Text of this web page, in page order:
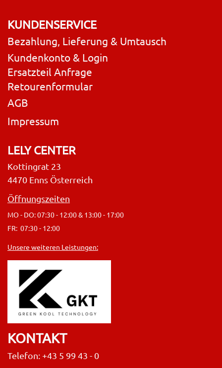
KUNDENSERVICE
Bezahlung, Lieferung & Umtausch
Kundenkonto & Login
Ersatzteil Anfrage
Retourenformular
AGB
Impressum
LELY CENTER
Kottingrat 23
4470 Enns Österreich
Öffnungszeiten
MO - DO: 07:30 - 12:00 & 13:00 - 17:00
FR: 07:30 - 12:00
Unsere weiteren Leistungen:
KONTAKT
Telefon: +43 5 99 43 - 0